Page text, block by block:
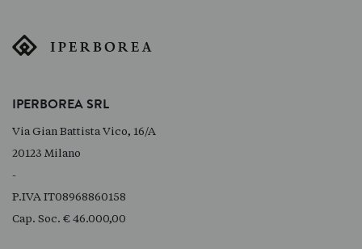
IPERBOREA SRL
Via Gian Battista Vico, 16/A
20123 Milano
-
P.IVA IT08968860158
Cap. Soc. € 46.000,00